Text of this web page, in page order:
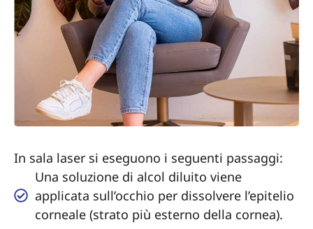
In sala laser si eseguono i seguenti passaggi:
Una soluzione di alcol diluito viene
applicata sull’occhio per dissolvere l’epitelio
corneale (strato più esterno della cornea).